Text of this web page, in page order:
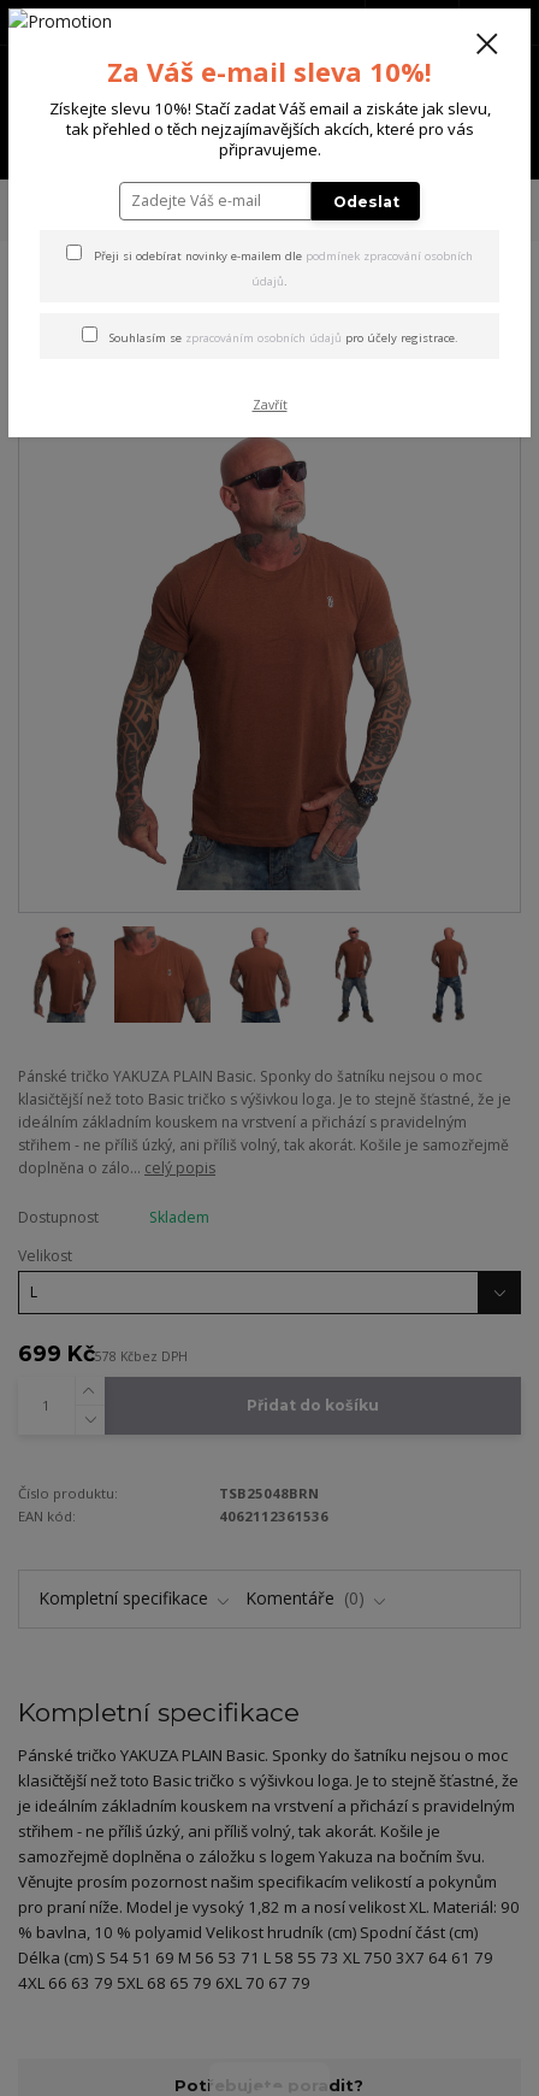
Menu
+420 702 136 620
TRIKA & TÍLKA
Yakuza pánské tričko Plain Regular
Basic T-Shirt brown L
Regular Basic T-Shirt brown L
Pánské tričko YAKUZA PLAIN Basic. Sponky do šatníku nejsou o moc
klasičtější než toto Basic tričko s výšivkou loga. Je to stejně šťastné, že je
ideálním základním kouskem na vrstvení a přichází s pravidelným
střihem - ne příliš úzký, ani příliš volný, tak akorát. Košile je samozřejmě
doplněna o zálo... celý popis
Dostupnost
Skladem
Velikost
699 Kč578 Kčbez DPH
Přidat do košíku
Číslo produktu:
TSB25048BRN
EAN kód:
4062112361536
Kompletní specifikace Komentáře 0
Kompletní specifikace
Pánské tričko YAKUZA PLAIN Basic. Sponky do šatníku nejsou o moc
klasičtější než toto Basic tričko s výšivkou loga. Je to stejně šťastné, že
je ideálním základním kouskem na vrstvení a přichází s pravidelným
střihem - ne příliš úzký, ani příliš volný, tak akorát. Košile je
samozřejmě doplněna o záložku s logem Yakuza na bočním švu.
Věnujte prosím pozornost našim specifikacím velikostí a pokynům
pro praní níže. Model je vysoký 1,82 m a nosí velikost XL. Materiál: 90
% bavlna, 10 % polyamid Velikost hrudník (cm) Spodní část (cm)
Délka (cm) S 54 51 69 M 56 53 71 L 58 55 73 XL 750 3X7 64 61 79
4XL 66 63 79 5XL 68 65 79 6XL 70 67 79
Potřebujete poradit?
Za Váš e-mail sleva 10%!
Získejte slevu 10%! Stačí zadat Váš email a ziskáte jak slevu,
tak přehled o těch nejzajímavějších akcích, které pro vás
připravujeme.
Odeslat
Přeji si odebírat novinky e-mailem dle podmínek zpracování osobních
údajů.
Souhlasím se zpracováním osobních údajů pro účely registrace.
Zavřít